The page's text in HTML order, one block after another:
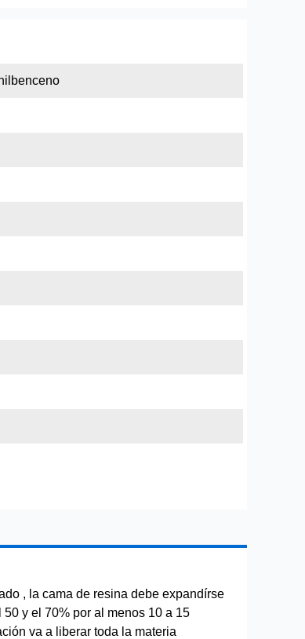
, la cama de resina debe expandírse
y el 70% por al menos 10 a 15
va a liberar toda la materia